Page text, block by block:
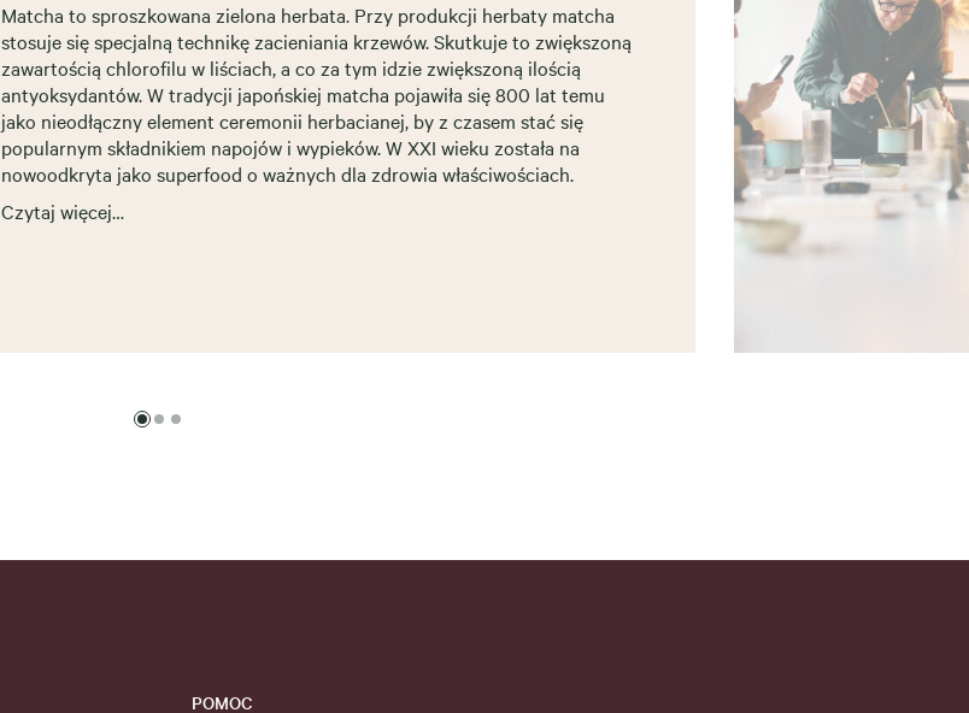
Matcha to sproszkowana zielona herbata. Przy produkcji herbaty matcha
stosuje się specjalną technikę zacieniania krzewów. Skutkuje to zwiększoną
zawartością chlorofilu w liściach, a co za tym idzie zwiększoną ilością
antyoksydantów. W tradycji japońskiej matcha pojawiła się 800 lat temu
jako nieodłączny element ceremonii herbacianej, by z czasem stać się
popularnym składnikiem napojów i wypieków. W XXI wieku została na
nowoodkryta jako superfood o ważnych dla zdrowia właściwościach.
Czytaj więcej…
POMOC